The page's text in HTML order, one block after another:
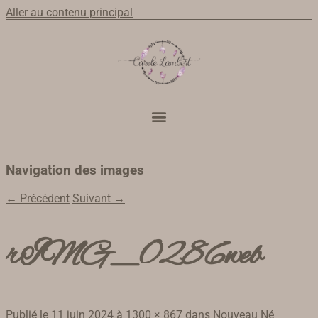
Aller au contenu principal
Navigation des images
← Précédent Suivant →
rIMG_0286web
Publié le 11 juin 2024 à 1300 × 867 dans Nouveau Né